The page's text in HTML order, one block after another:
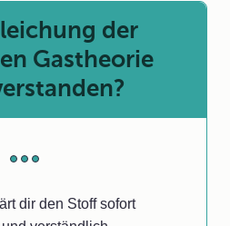
der
Gastheorie
dir den Stoff sofort